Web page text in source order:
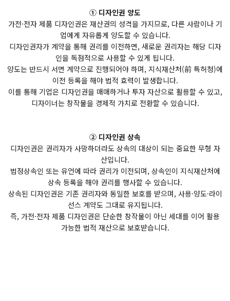
① 디자인권 양도
가전·전자 제품 디자인권은 재산권의 성격을 가지므로, 다른 사람이나 기
업에게 자유롭게 양도할 수 있습니다.
디자인권자가 계약을 통해 권리를 이전하면, 새로운 권리자는 해당 디자
인을 독점적으로 사용할 수 있게 됩니다.
양도는 반드시 서면 계약으로 진행되어야 하며, 지식재산처(前 특허청)에
이전 등록을 해야 법적 효력이 발생합니다.
이를 통해 기업은 디자인권을 매매하거나 투자 자산으로 활용할 수 있고,
디자이너는 창작물을 경제적 가치로 전환할 수 있습니다.
② 디자인권 상속
디자인권은 권리자가 사망하더라도 상속의 대상이 되는 중요한 무형 자
산입니다.
법정상속인 또는 유언에 따라 권리가 이전되며, 상속인이 지식재산처에
상속 등록을 해야 권리를 행사할 수 있습니다.
상속된 디자인권은 기존 권리자와 동일한 보호를 받으며, 사용·양도·라이
선스 계약도 그대로 유지됩니다.
즉, 가전·전자 제품 디자인권은 단순한 창작물이 아닌 세대를 이어 활용
가능한 법적 재산으로 보호받습니다.